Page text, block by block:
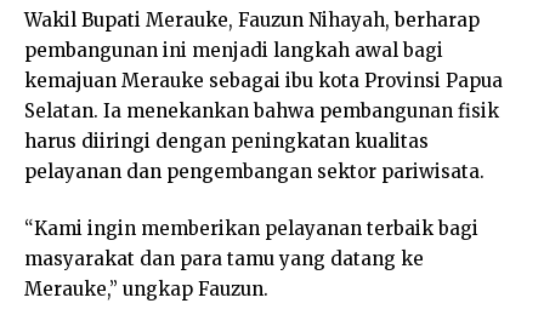
Wakil Bupati Merauke, Fauzun Nihayah, berharap
pembangunan ini menjadi langkah awal bagi
kemajuan Merauke sebagai ibu kota Provinsi Papua
Selatan. Ia menekankan bahwa pembangunan fisik
harus diiringi dengan peningkatan kualitas
pelayanan dan pengembangan sektor pariwisata.
“Kami ingin memberikan pelayanan terbaik bagi
masyarakat dan para tamu yang datang ke
Merauke,” ungkap Fauzun.